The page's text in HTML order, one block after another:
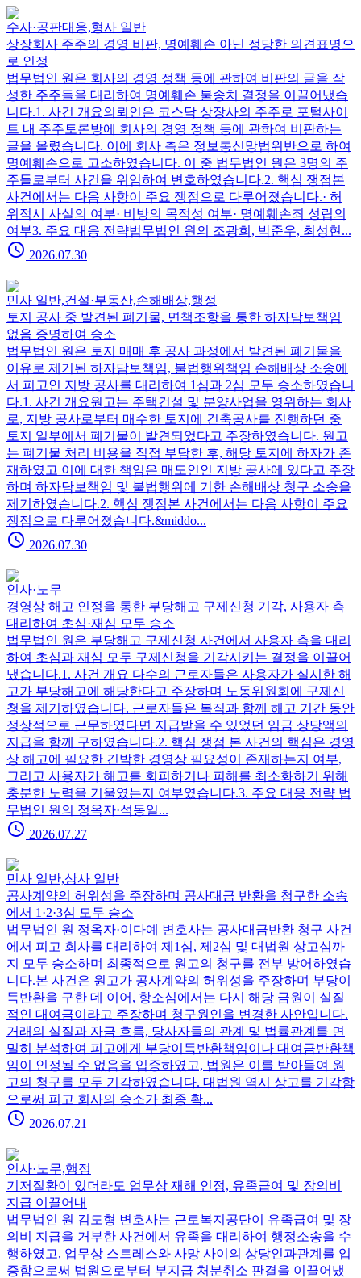
수사·공판대응,형사 일반
상장회사 주주의 경영 비판, 명예훼손 아닌 정당한 의견표명으
로 인정
법무법인 원은 회사의 경영 정책 등에 관하여 비판의 글을 작
성한 주주들을 대리하여 명예훼손 불송치 결정을 이끌어냈습
니다.1. 사건 개요의뢰인은 코스닥 상장사의 주주로 포털사이
트 내 주주토론방에 회사의 경영 정책 등에 관하여 비판하는
글을 올렸습니다. 이에 회사 측은 정보통신망법위반으로 하여
명예훼손으로 고소하였습니다. 이 중 법무법인 원은 3명의 주
주들로부터 사건을 위임하여 변호하였습니다.2. 핵심 쟁점본
사건에서는 다음 사항이 주요 쟁점으로 다루어졌습니다.· 허
위적시 사실의 여부· 비방의 목적성 여부· 명예훼손죄 성립의
여부3. 주요 대응 전략법무법인 원의 조광희, 박준우, 최성현...
schedule 2026.07.30
민사 일반,건설·부동산,손해배상,행정
토지 공사 중 발견된 폐기물, 면책조항을 통한 하자담보책임
없음 증명하여 승소
법무법인 원은 토지 매매 후 공사 과정에서 발견된 폐기물을
이유로 제기된 하자담보책임, 불법행위책임 손해배상 소송에
서 피고인 지방 공사를 대리하여 1심과 2심 모두 승소하였습니
다.1. 사건 개요원고는 주택건설 및 분양사업을 영위하는 회사
로, 지방 공사로부터 매수한 토지에 건축공사를 진행하던 중
토지 일부에서 폐기물이 발견되었다고 주장하였습니다. 원고
는 폐기물 처리 비용을 직접 부담한 후, 해당 토지에 하자가 존
재하였고 이에 대한 책임은 매도인인 지방 공사에 있다고 주장
하며 하자담보책임 및 불법행위에 기한 손해배상 청구 소송을
제기하였습니다.2. 핵심 쟁점본 사건에서는 다음 사항이 주요
쟁점으로 다루어졌습니다.&middo...
schedule 2026.07.30
인사·노무
경영상 해고 인정을 통한 부당해고 구제신청 기각, 사용자 측
대리하여 초심·재심 모두 승소
법무법인 원은 부당해고 구제신청 사건에서 사용자 측을 대리
하여 초심과 재심 모두 구제신청을 기각시키는 결정을 이끌어
냈습니다.1. 사건 개요 다수의 근로자들은 사용자가 실시한 해
고가 부당해고에 해당한다고 주장하며 노동위원회에 구제신
청을 제기하였습니다. 근로자들은 복직과 함께 해고 기간 동안
정상적으로 근무하였다면 지급받을 수 있었던 임금 상당액의
지급을 함께 구하였습니다.2. 핵심 쟁점 본 사건의 핵심은 경영
상 해고에 필요한 긴박한 경영상 필요성이 존재하는지 여부,
그리고 사용자가 해고를 회피하거나 피해를 최소화하기 위해
충분한 노력을 기울였는지 여부였습니다.3. 주요 대응 전략 법
무법인 원의 정옥자·석동일...
schedule 2026.07.27
민사 일반,상사 일반
공사계약의 허위성을 주장하며 공사대금 반환을 청구한 소송
에서 1·2·3심 모두 승소
법무법인 원 정옥자·이다예 변호사는 공사대금반환 청구 사건
에서 피고 회사를 대리하여 제1심, 제2심 및 대법원 상고심까
지 모두 승소하며 최종적으로 원고의 청구를 전부 방어하였습
니다.본 사건은 원고가 공사계약의 허위성을 주장하며 부당이
득반환을 구한 데 이어, 항소심에서는 다시 해당 금원이 실질
적인 대여금이라고 주장하며 청구원인을 변경한 사안입니다.
거래의 실질과 자금 흐름, 당사자들의 관계 및 법률관계를 면
밀히 분석하여 피고에게 부당이득반환책임이나 대여금반환책
임이 인정될 수 없음을 입증하였고, 법원은 이를 받아들여 원
고의 청구를 모두 기각하였습니다. 대법원 역시 상고를 기각함
으로써 피고 회사의 승소가 최종 확...
schedule 2026.07.21
인사·노무,행정
기저질환이 있더라도 업무상 재해 인정, 유족급여 및 장의비
지급 이끌어내
법무법인 원 김도형 변호사는 근로복지공단이 유족급여 및 장
의비 지급을 거부한 사건에서 유족을 대리하여 행정소송을 수
행하였고, 업무상 스트레스와 사망 사이의 상당인과관계를 입
증함으로써 법원으로부터 부지급 처분취소 판결을 이끌어냈